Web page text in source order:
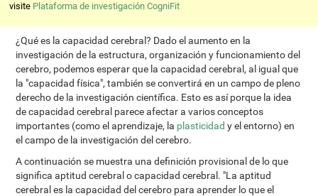
visite Plataforma de investigación CogniFit
¿Qué es la capacidad cerebral? Dado el aumento en la
investigación de la estructura, organización y funcionamiento del
cerebro, podemos esperar que la capacidad cerebral, al igual que
la "capacidad física", también se convertirá en un campo de pleno
derecho de la investigación científica. Esto es así porque la idea
de capacidad cerebral parece afectar a varios conceptos
importantes (como el aprendizaje, la plasticidady el entorno) en
el campo de la investigación del cerebro.
A continuación se muestra una definición provisional de lo que
significa aptitud cerebral o capacidad cerebral. "La aptitud
cerebral es la capacidad del cerebro para aprender lo que el